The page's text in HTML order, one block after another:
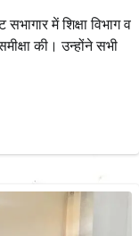
में शिक्षा विभाग व
की। उन्होंने सभी